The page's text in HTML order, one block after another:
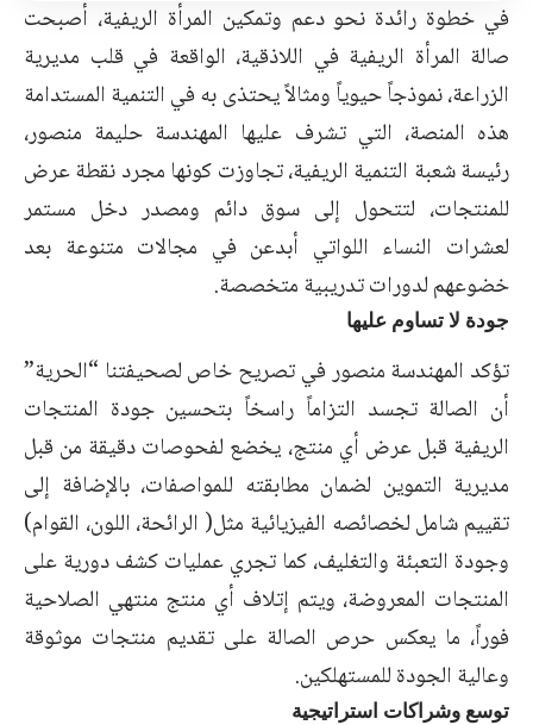
في خطوة رائدة نحو دعم وتمكين المرأة الريفية، أصبحت
صالة المرأة الريفية في اللاذقية، الواقعة في قلب مديرية
الزراعة، نموذجاً حيوياً ومثالاً يحتذى به في التنمية المستدامة
هذه المنصة، التي تشرف عليها المهندسة حليمة منصور،
رئيسة شعبة التنمية الريفية، تجاوزت كونها مجرد نقطة عرض
للمنتجات، لتتحول إلى سوق دائم ومصدر دخل مستمر
لعشرات النساء اللواتي أبدعن في مجالات متنوعة بعد
خضوعهم لدورات تدريبية متخصصة.
جودة لا تساوم عليها
تؤكد المهندسة منصور في تصريح خاص لصحيفتنا “الحرية”
أن الصالة تجسد التزاماً راسخاً بتحسين جودة المنتجات
الريفية قبل عرض أي منتج، يخضع لفحوصات دقيقة من قبل
مديرية التموين لضمان مطابقته للمواصفات، بالإضافة إلى
تقييم شامل لخصائصه الفيزيائية مثل( الرائحة، اللون، القوام)
وجودة التعبئة والتغليف، كما تجري عمليات كشف دورية على
المنتجات المعروضة، ويتم إتلاف أي منتج منتهي الصلاحية
فوراً، ما يعكس حرص الصالة على تقديم منتجات موثوقة
وعالية الجودة للمستهلكين.
توسع وشراكات استراتيجية